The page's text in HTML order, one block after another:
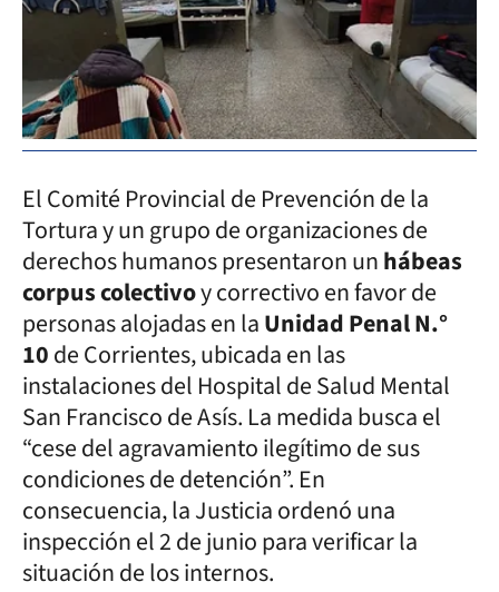
El Comité Provincial de Prevención de la
Tortura y un grupo de organizaciones de
derechos humanos presentaron unhábeas
corpus colectivoy correctivo en favor de
personas alojadas en laUnidad Penal N.°
10de Corrientes, ubicada en las
instalaciones del Hospital de Salud Mental
San Francisco de Asís. La medida busca el
“cese del agravamiento ilegítimo de sus
condiciones de detención”. En
consecuencia, la Justicia ordenó una
inspección el 2 de junio para verificar la
situación de los internos.